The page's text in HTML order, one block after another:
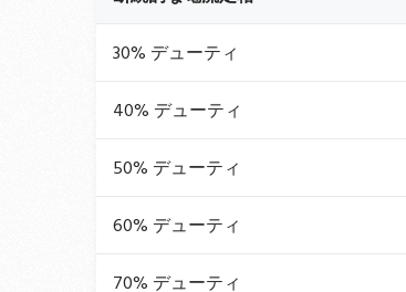
30% デューティ
40% デューティ
50% デューティ
60% デューティ
70% デューティ